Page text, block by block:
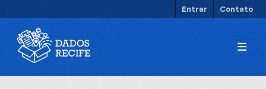
Entrar Contato